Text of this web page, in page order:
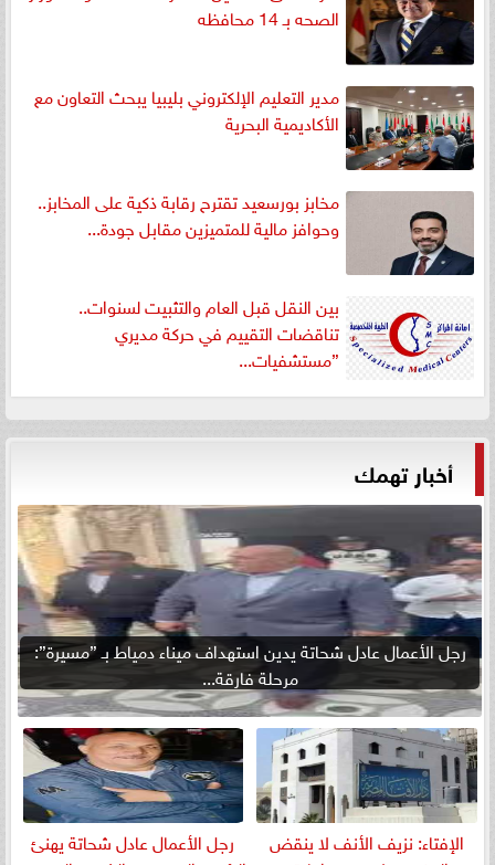
الصحه بـ 14 محافظه
مدير التعليم الإلكتروني بليبيا يبحث التعاون مع
الأكاديمية البحرية
مخابز بورسعيد تقترح رقابة ذكية على المخابز..
وحوافز مالية للمتميزين مقابل جودة...
بين النقل قبل العام والتثبيت لسنوات..
تناقضات التقييم في حركة مديري
”مستشفيات...
أخبار تهمك
رجل الأعمال عادل شحاتة يدين استهداف ميناء دمياط بـ ”مسيرة”:
مرحلة فارقة...
الإفتاء: نزيف الأنف لا ينقض
رجل الأعمال عادل شحاتة يهنئ